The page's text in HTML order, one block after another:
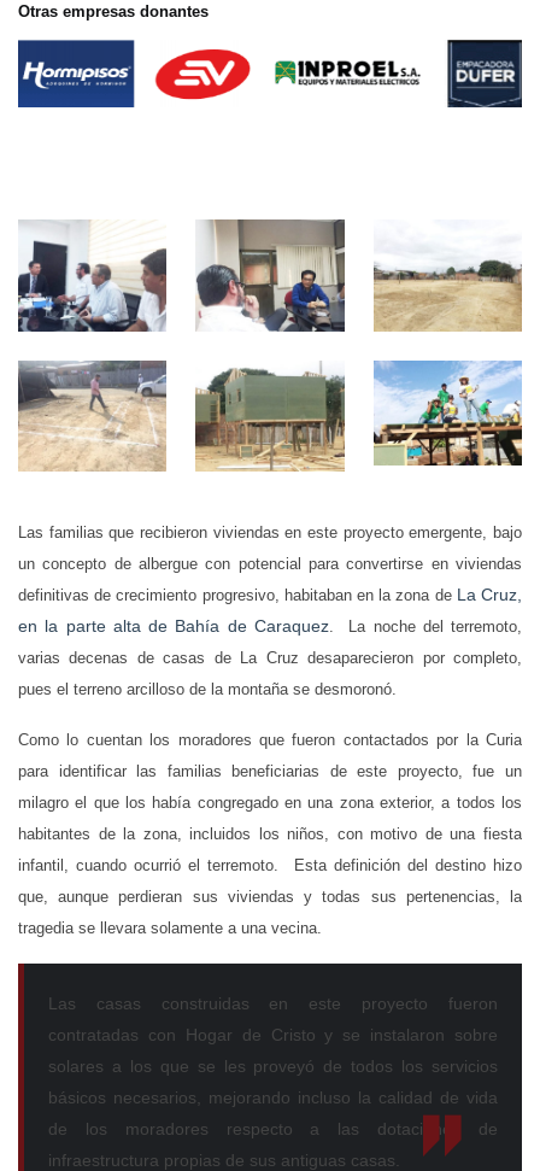
Otras empresas donantes
Las familias que recibieron viviendas en este proyecto emergente, bajo
un concepto de albergue con potencial para convertirse en viviendas
definitivas de crecimiento progresivo, habitaban en la zona de La Cruz,
en la parte alta de Bahía de Caraquez. La noche del terremoto,
varias decenas de casas de La Cruz desaparecieron por completo,
pues el terreno arcilloso de la montaña se desmoronó.
Como lo cuentan los moradores que fueron contactados por la Curia
para identificar las familias beneficiarias de este proyecto, fue un
milagro el que los había congregado en una zona exterior, a todos los
habitantes de la zona, incluidos los niños, con motivo de una fiesta
infantil, cuando ocurrió el terremoto. Esta definición del destino hizo
que, aunque perdieran sus viviendas y todas sus pertenencias, la
tragedia se llevara solamente a una vecina.
Las casas construidas en este proyecto fueron
contratadas con Hogar de Cristo y se instalaron sobre
solares a los que se les proveyó de todos los servicios
básicos necesarios, mejorando incluso la calidad de vida
de los moradores respecto a las dotaciones de
infraestructura propias de sus antiguas casas.